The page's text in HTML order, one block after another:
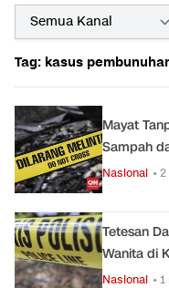
Tag: kasus
Mayat
Sampah
Nasional •
Tetesan
Wanita di
Nasional •